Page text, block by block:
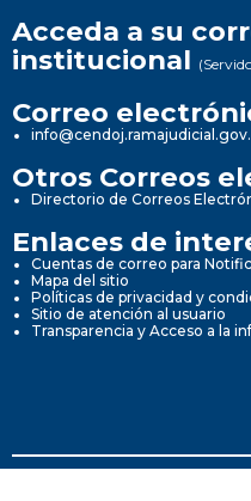
Acceda a su
institucional
Correo
Otros Correos
Directorio de Correos
Enlaces de
Cuentas de correo para
Mapa del sitio
Políticas de privacidad y
Sitio de atención al usuario
Transparencia y Acceso a la